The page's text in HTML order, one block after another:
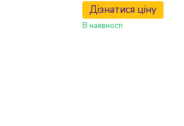
Дізнатися ціну
В наявності